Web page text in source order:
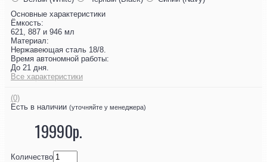
Основные характеристики
Ёмкость:
621, 887 и 946 мл
Материал:
Нержавеющая сталь 18/8.
Время автономной работы:
До 21 дня.
Все характеристики
(0)
Есть в наличии (уточняйте у менеджера)
19990р.
Количество